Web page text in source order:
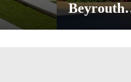
Mobilité